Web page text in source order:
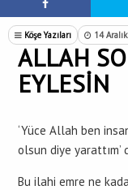
Köşe Yazıları 14
ALLAH
EYLESİN
‘Yüce Allah ben
olsun diye yarattım’
Bu ilahi emre ne